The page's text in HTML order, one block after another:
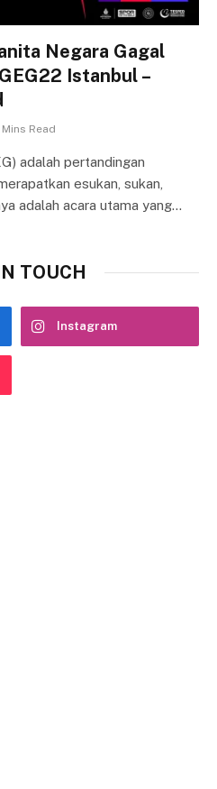
Negara Gagal
Istanbul –
Mins Read
adalah pertandingan
esukan, sukan,
adalah acara utama yang…
TOUCH
Instagram